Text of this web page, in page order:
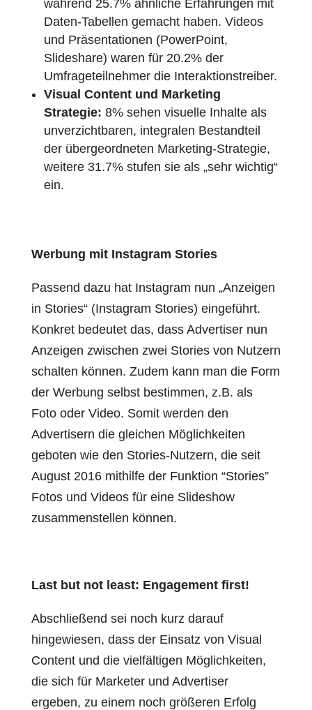
während 25.7% ähnliche Erfahrungen mit
Daten-Tabellen gemacht haben. Videos
und Präsentationen (PowerPoint,
Slideshare) waren für 20.2% der
Umfrageteilnehmer die Interaktionstreiber.
Visual Content und Marketing
Strategie: 8% sehen visuelle Inhalte als
unverzichtbaren, integralen Bestandteil
der übergeordneten Marketing-Strategie,
weitere 31.7% stufen sie als „sehr wichtig“
ein.
Werbung mit Instagram Stories
Passend dazu hat Instagram nun „Anzeigen
in Stories“ (Instagram Stories) eingeführt.
Konkret bedeutet das, dass Advertiser nun
Anzeigen zwischen zwei Stories von Nutzern
schalten können. Zudem kann man die Form
der Werbung selbst bestimmen, z.B. als
Foto oder Video. Somit werden den
Advertisern die gleichen Möglichkeiten
geboten wie den Stories-Nutzern, die seit
August 2016 mithilfe der Funktion “Stories”
Fotos und Videos für eine Slideshow
zusammenstellen können.
Last but not least: Engagement first!
Abschließend sei noch kurz darauf
hingewiesen, dass der Einsatz von Visual
Content und die vielfältigen Möglichkeiten,
die sich für Marketer und Advertiser
ergeben, zu einem noch größeren Erfolg